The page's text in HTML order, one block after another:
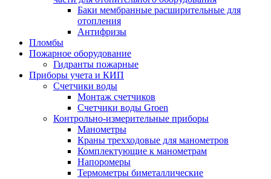
Баки мембранные расширительные для
отопления
Антифризы
Пломбы
Пожарное оборудование
Гидранты пожарные
Приборы учета и КИП
Счетчики воды
Монтаж счетчиков
Счетчики воды Groen
Контрольно-измерительные приборы
Манометры
Краны трехходовые для манометров
Комплектующие к манометрам
Напоромеры
Термометры биметаллические